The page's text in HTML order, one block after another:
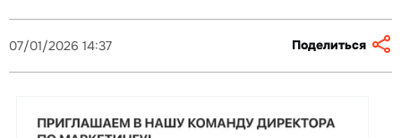
07/01/2026 14:37 Поделиться